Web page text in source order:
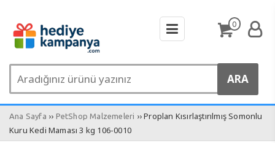
0
Ana Sayfa ›› PetShop Malzemeleri ›› Proplan Kısırlaştırılmış Somonlu
Kuru Kedi Maması 3 kg 106-0010